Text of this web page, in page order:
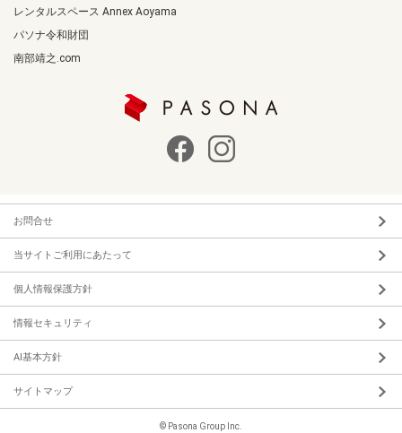
レンタルスペース Annex Aoyama
パソナ令和財団
南部靖之.com
お問合せ
当サイトご利用にあたって
個人情報保護方針
情報セキュリティ
AI基本方針
サイトマップ
© Pasona Group Inc.